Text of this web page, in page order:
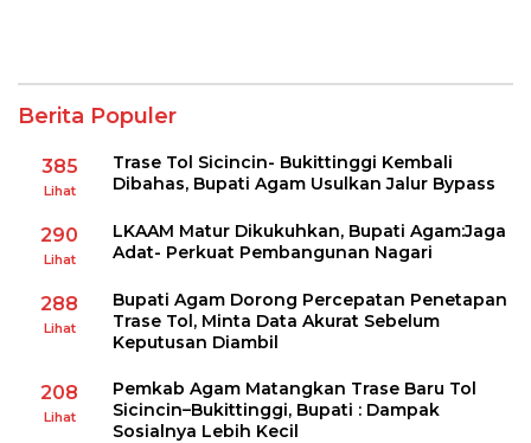
Berita Populer
385
Lihat
Trase Tol Sicincin- Bukittinggi Kembali
Dibahas, Bupati Agam Usulkan Jalur Bypass
290
Lihat
LKAAM Matur Dikukuhkan, Bupati Agam:Jaga
Adat- Perkuat Pembangunan Nagari
288
Lihat
Bupati Agam Dorong Percepatan Penetapan
Trase Tol, Minta Data Akurat Sebelum
Keputusan Diambil
208
Lihat
Pemkab Agam Matangkan Trase Baru Tol
Sicincin–Bukittinggi, Bupati : Dampak
Sosialnya Lebih Kecil